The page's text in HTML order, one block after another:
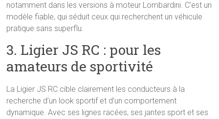
notamment dans les versions à moteur Lombardini. C’est un
modèle fiable, qui séduit ceux qui recherchent un véhicule
pratique sans superflu.
3. Ligier JS RC : pour les
amateurs de sportivité
La Ligier JS RC cible clairement les conducteurs à la
recherche d’un look sportif et d’un comportement
dynamique. Avec ses lignes racées, ses jantes sport et ses